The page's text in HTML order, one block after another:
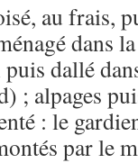
au frais,
dans
dallé
; alpages
: le
par le